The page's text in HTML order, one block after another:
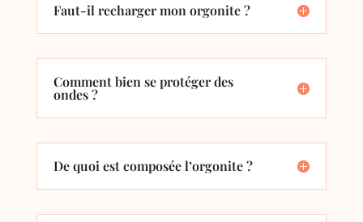
Faut-il recharger mon orgonite ?
Comment bien se protéger des
ondes ?
De quoi est composée l’orgonite ?